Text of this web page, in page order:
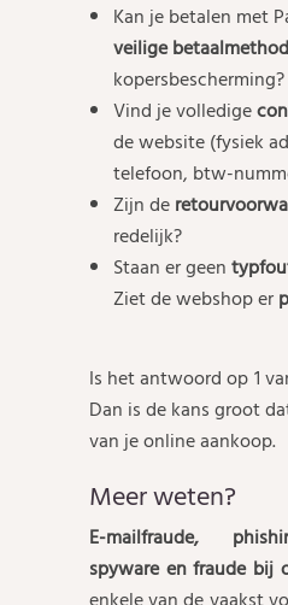
Kan je betalen met
veilige
kopersbescherming?
Vind je volledige
de website (fysiek
telefoon, btw-
Zijn de
redelijk?
Staan er geen
Ziet de webshop er
Is het antwoord op 1
Dan is de kans groot
van je online aankoop.
Meer weten?
E-mailfraude,
spyware en fraude bij